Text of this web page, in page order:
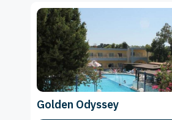
Golden Odyssey